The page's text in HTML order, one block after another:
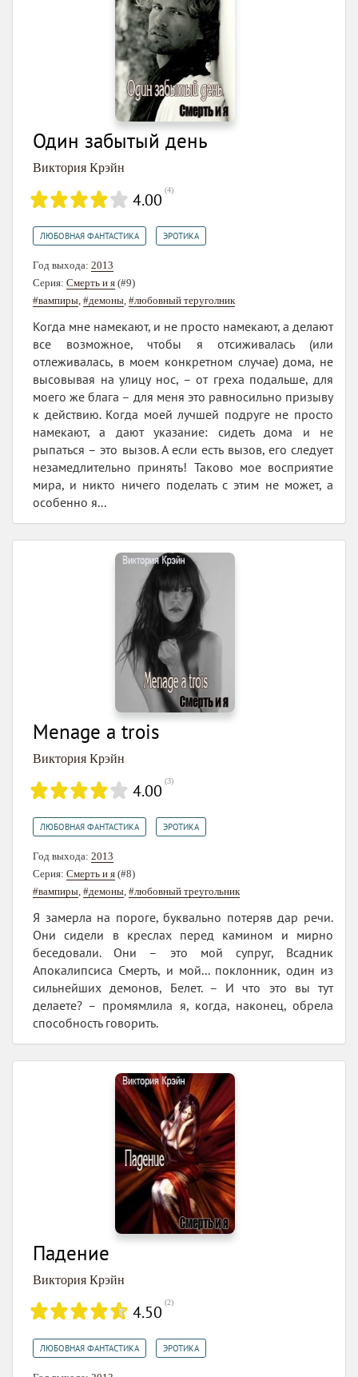
Один забытый день
Виктория Крэйн
4.00 (4)
ЛЮБОВНАЯ ФАНТАСТИКА ЭРОТИКА
Год выхода: 2013
Серия: Смерть и я (#9)
#вампиры, #демоны, #любовный теруголник
Когда мне намекают, и не просто намекают, а делают
все возможное, чтобы я отсиживалась (или
отлеживалась, в моем конкретном случае) дома, не
высовывая на улицу нос, – от греха подальше, для
моего же блага – для меня это равносильно призыву
к действию. Когда моей лучшей подруге не просто
намекают, а дают указание: сидеть дома и не
рыпаться – это вызов. А если есть вызов, его следует
незамедлительно принять! Таково мое восприятие
мира, и никто ничего поделать с этим не может, а
особенно я...
Menage a trois
Виктория Крэйн
4.00 (3)
ЛЮБОВНАЯ ФАНТАСТИКА ЭРОТИКА
Год выхода: 2013
Серия: Смерть и я (#8)
#вампиры, #демоны, #любовный треугольник
Я замерла на пороге, буквально потеряв дар речи.
Они сидели в креслах перед камином и мирно
беседовали. Они – это мой супруг, Всадник
Апокалипсиса Смерть, и мой... поклонник, один из
сильнейших демонов, Белет. – И что это вы тут
делаете? – промямлила я, когда, наконец, обрела
способность говорить.
Падение
Виктория Крэйн
4.50 (2)
ЛЮБОВНАЯ ФАНТАСТИКА ЭРОТИКА